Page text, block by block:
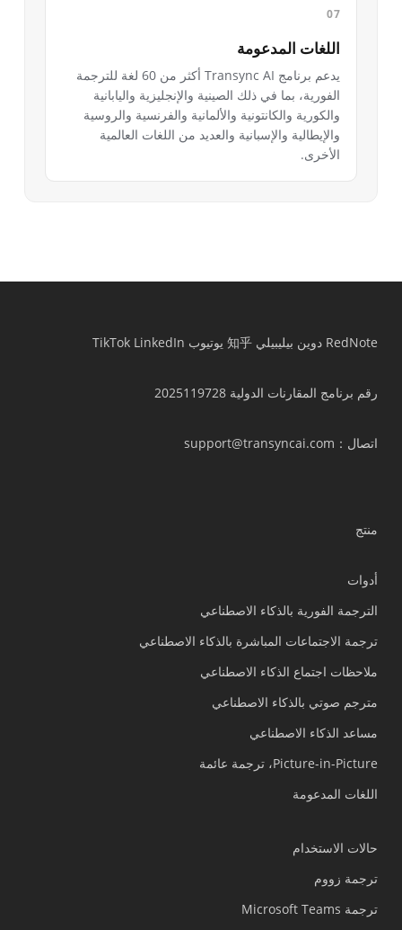
اللغات المدعومة
يدعم برنامج Transync AI أكثر من 60 لغة للترجمة
الفورية، بما في ذلك الصينية والإنجليزية واليابانية
والكورية والكانتونية والألمانية والفرنسية والروسية
والإيطالية والإسبانية والعديد من اللغات العالمية
الأخرى.
RedNote دوين بيليبيلي 知乎 يوتيوب TikTok LinkedIn
رقم برنامج المقارنات الدولية 2025119728
اتصال ：support@transyncai.com
منتج
أدوات
الترجمة الفورية بالذكاء الاصطناعي
ترجمة الاجتماعات المباشرة بالذكاء الاصطناعي
ملاحظات اجتماع الذكاء الاصطناعي
مترجم صوتي بالذكاء الاصطناعي
مساعد الذكاء الاصطناعي
Picture-in-Picture، ترجمة عائمة
اللغات المدعومة
حالات الاستخدام
ترجمة زووم
ترجمة Microsoft Teams